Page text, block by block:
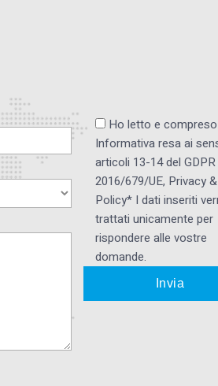
Ho letto e compreso
Informativa resa ai
articoli 13-14 del GDPR
2016/679/UE, Privacy
Policy* I dati inseriti
trattati unicamente per
rispondere alle vostre
domande.